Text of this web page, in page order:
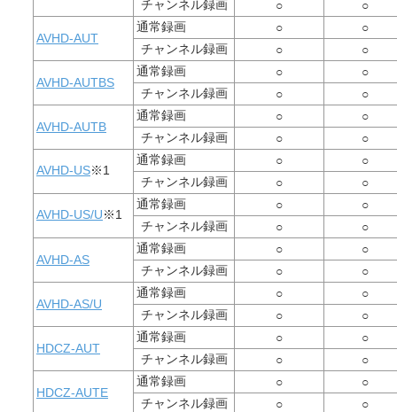
チャンネル録画 ○ ○
AVHD-AUT
通常録画 ○
○
チャンネル録画
○ ○
AVHD-AUTBS
通常録画 ○
○
チャンネル録画
○ ○
AVHD-AUTB
通常録画 ○
○
チャンネル録画
○ ○
AVHD-US※1
通常録画 ○
○
チャンネル録画
○ ○
AVHD-US/U※1
通常録画 ○
○
チャンネル録画
○ ○
AVHD-AS
通常録画 ○
○
チャンネル録画
○ ○
AVHD-AS/U
通常録画 ○
○
チャンネル録画
○ ○
HDCZ-AUT
通常録画 ○
○
チャンネル録画
○ ○
HDCZ-AUTE
通常録画 ○
○
チャンネル録画
○ ○